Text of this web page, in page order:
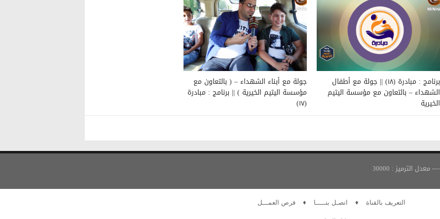
برنامج : مبادرة (١٨) || جولة مع أطفال
الشهداء – بالتعاون مع مؤسسة اليتيم
الخيرية
جولة مع أبناء الشهداء – ( بالتعاون مع
مؤسسة اليتيم الخيرية ) || برنامج : مبادرة
(١٧)
التعريف بالقناة ♦ اتصـل بنـــــا ♦ فرص العمـــل